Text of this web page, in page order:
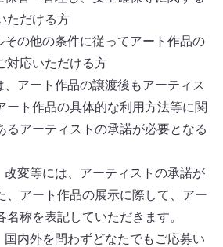
ただける方
の他の条件に従ってアート作品の
対応いただける方
アート作品の譲渡後もアーティス
ート作品の具体的な利用方法等に関
るアーティストの承諾が必要となる
変等には、アーティストの承諾が
、アート作品の展示に際して、アー
称を表記していただきます。
内外を問わずどなたでもご応募い